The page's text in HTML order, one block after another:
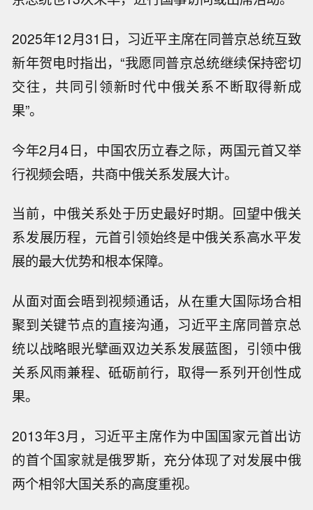
2025年12月31日，习近平主席在同普京总统互致
新年贺电时指出，“我愿同普京总统继续保持密切
交往，共同引领新时代中俄关系不断取得新成
果”。
今年2月4日，中国农历立春之际，两国元首又举
行视频会晤，共商中俄关系发展大计。
当前，中俄关系处于历史最好时期。回望中俄关
系发展历程，元首引领始终是中俄关系高水平发
展的最大优势和根本保障。
从面对面会晤到视频通话，从在重大国际场合相
聚到关键节点的直接沟通，习近平主席同普京总
统以战略眼光擘画双边关系发展蓝图，引领中俄
关系风雨兼程、砥砺前行，取得一系列开创性成
果。
2013年3月，习近平主席作为中国国家元首出访
的首个国家就是俄罗斯，充分体现了对发展中俄
两个相邻大国关系的高度重视。